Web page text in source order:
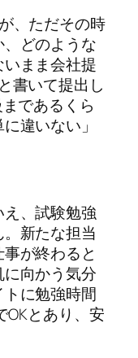
、ただその時
どのような
まま会社提
書いて提出し
であるくら
違いない」
、試験勉強
新たな担当
が終わると
向かう気分
に勉強時間
OKとあり、安